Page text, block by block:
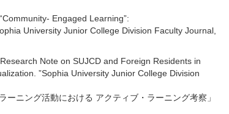
Engaged Learning”:
University Junior College Division Faculty Journal,
Note on SUJCD and Foreign Residents in
”Sophia University Junior College Division
ニング活動における アクティブ・ラーニング考察」